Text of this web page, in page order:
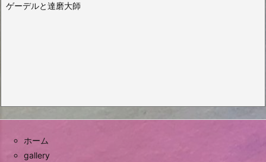
ゲーデルと達磨大師
ホーム
gallery